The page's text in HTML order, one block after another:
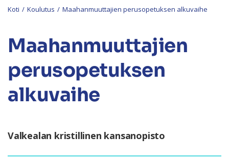
Koti / Koulutus / Maahanmuuttajien perusopetuksen alkuvaihe
Maahanmuuttajien
perusopetuksen
alkuvaihe
Valkealan kristillinen kansanopisto